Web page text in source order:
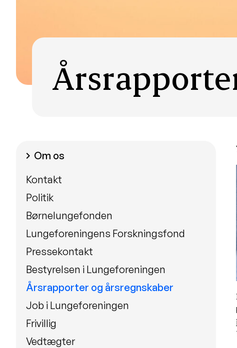
chevron_right Om os
Kontakt
Politik
Børnelungefonden
Lungeforeningens Forskningsfond
Pressekontakt
Bestyrelsen i Lungeforeningen
Årsrapporter og årsregnskaber
Job i Lungeforeningen
Frivillig
Vedtægter